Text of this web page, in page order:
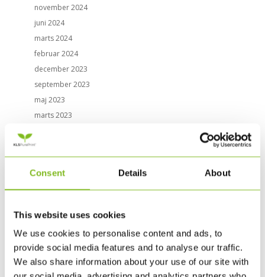
Consent Details About
This website uses cookies
We use cookies to personalise content and ads, to
provide social media features and to analyse our traffic.
We also share information about your use of our site with
november 2024
juni 2024
marts 2024
februar 2024
december 2023
september 2023
maj 2023
marts 2023
september 2022
februar 2022
november 2021
juni 2021
april 2021